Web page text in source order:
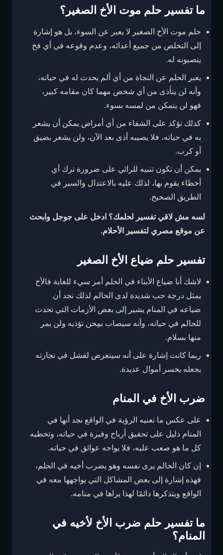
ما تفسير حلم موت الأخ الصغير؟
حلم موت الأخ الصغير لا يعبر عن السوء، بل هو إشارة
إلى التخلص من جميع أعدائه، وعدم وقوعه في أي فخ
ينصبونه له.
يعبر الحلم عن النجاة من أي ألم يحدث له في حياته،
وأنه لن يتأذى من أي شخص مهما كان مقامه كبير،
فهو لن يتمكن من لمسه بسوء.
كذلك تؤكد على الشفاء من أي أمراض يمكن أن يشعر
به في حياته، فلا يصيبه أذى بعد الآن، ولن يشعر بضيق
أو كرب.
يمكن أن تكون تنبيه للرائي على ضرورة ترك أي
أخطاء يقوم بها، لذلك عليه بالاعتدال والسير في
الطريق الصحيح.
لسه مش لاقي تفسير لحلمك؟ ادخل على جوجل وابحث
عن موقع مصري لتفسير الأحلام.
تفسير حلم ضياع الأخ الصغير
لاشك أنا ضياع الأبناء في الحلم أمر سيء للغاية فالأخ
يمثل درجة حب شديدة لدى الحالم لذلك نجد أن
ضياعه في المنام يشير إلى بعض الأزمات التي تحدث
للحالم في حياته، وأنه سيصاب بمِحن تؤذيه ولن يمر
منها بسلام.
ربما كانت إشارة على أنه سيتعرض لفشل في تجارته
يجعله يخسر أموال عديدة.
ضرب الأخ في المنام
على عكس ما تعنيه الرؤية في الواقع نجد أنها في
المنام دليل على تحقيق أرباح وفيرة في حياته، وتخطيه
كل ما هو صعب عليه، فلا يواجه عوائق في حياته.
إن كان الحالم يرى نفسه وهو يضرب أخيه في الحلم،
فهذه إشارة إلى بعض المشاكل التي يواجهها معه في
الواقع ويتذكرها دائمًا لهذا يراها في منامه.
ما تفسير حلم ضرب الأخ لأخيه في
المنام؟